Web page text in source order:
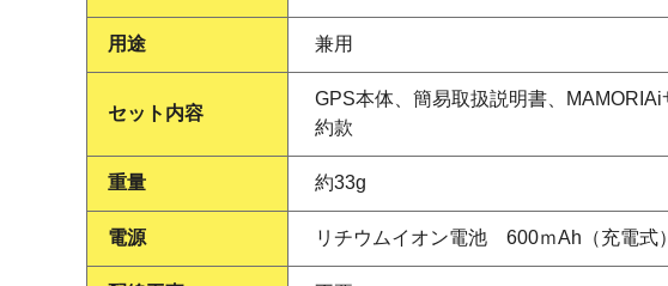
用途 兼用
セット内容
GPS本体、簡易取扱説明書、MAMORIAi
約款
重量 約33g
電源 リチウムイオン電池 600ｍAh（充電式）